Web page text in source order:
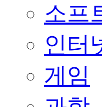
소프
인터
게임